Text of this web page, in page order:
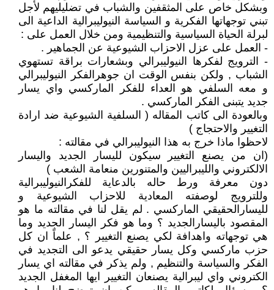
وبشكل خاص على المثقفين والشباب في تضليليهم لأجل
تبني توجهاتها الفكرية و السياسة النيوليبرالية الداعية الى
لبرلة الحياة السياسية والتنظيمية ومن خلال العمل على :
- العمل على عزل الاحزاب الشيوعية عن الجماهير .
- الترويج لفكرها النيوليبرالي وبشعارات براقة تستهوي
الشباب , ولكن بنفس الوقت ان جوهرالفكر النيوليبرالي
و معه السلفي هو العداء للفكر الماركسي واي يسار
جديد يتبنى الفكر الماركسي .
وبالعودة الى كاتب المقاله ( السلفية الشيوعية ضد ارادة
التغيير والاحتجاج )
لاحظوا ماذا خرج به هذا النيوليبرالي في مقالته :
(ان من يصنع التغيير سيكون لليسار الجديد واليسار
الالكتروني والليبراليين والمتنورين منعامة الشعب )
دون معرفة ورط حاله بالدعاية للفكرالنيوليبرالية
وللترويج لوصفته المعادية للاحزاب الشيوعية و
لليسارالحقيقي الماركسي . لم يقل لنا في مقالته ما هو
المقصود باليسارالجديد ؟ وما هو فكر اليسار الجديد وما
هي توجهاته واهدافة لكي يصنع التغيير ؟ , علماً ان كل
حزب ماركسي وكل يسار حقيقي يدعو الى التجديد في
الفكر والسياسة والتنظيم , ولم يذكر في مقالته اي يسار
الكتروني واي ليبرالية يصنعان التغيير ايها المغفل الجديد